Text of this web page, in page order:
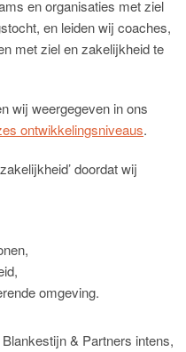
en organisaties met ziel
en leiden wij coaches,
met ziel en zakelijkheid te
wij weergegeven in ons
ontwikkelingsniveaus.
doordat wij
omgeving.
& Partners intens,